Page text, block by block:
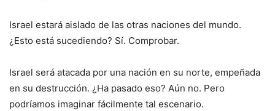
Israel estará aislado de las otras naciones del mundo.
¿Esto está sucediendo? Sí. Comprobar.
Israel será atacada por una nación en su norte, empeñada
en su destrucción. ¿Ha pasado eso? Aún no. Pero
podríamos imaginar fácilmente tal escenario.